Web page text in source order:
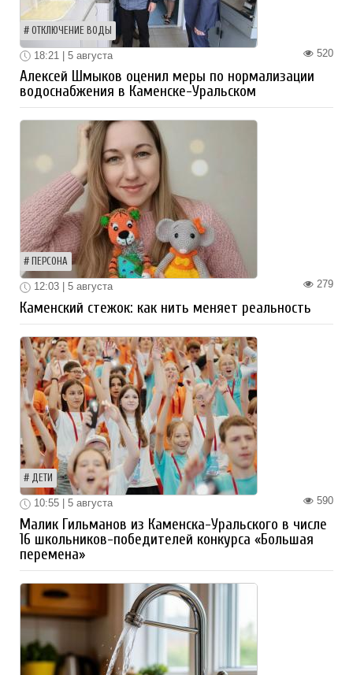
ОТКЛЮЧЕНИЕ ВОДЫ
520
18:21 | 5 августа
Алексей Шмыков оценил меры по нормализации
водоснабжения в Каменске-Уральском
ПЕРСОНА
279
12:03 | 5 августа
Каменский стежок: как нить меняет реальность
ДЕТИ
590
10:55 | 5 августа
Малик Гильманов из Каменска-Уральского в числе
16 школьников-победителей конкурса «Большая
перемена»